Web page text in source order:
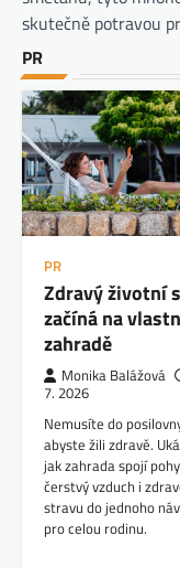
skutečně potravou
PR
PR
Zdravý životní
začíná na
zahradě
Monika Balážová
7. 2026
Nemusíte do
abyste žili zdravě.
jak zahrada spojí
čerstvý vzduch i
stravu do jednoho
pro celou rodinu.